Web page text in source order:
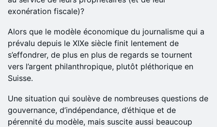
exonération fiscale)?
Alors que le modèle économique du journalisme qui a
prévalu depuis le XIXe siècle finit lentement de
s’effondrer, de plus en plus de regards se tournent
vers l’argent philanthropique, plutôt pléthorique en
Suisse.
Une situation qui soulève de nombreuses questions de
gouvernance, d’indépendance, d’éthique et de
pérennité du modèle, mais suscite aussi beaucoup